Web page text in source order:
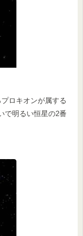
ロキオンが属する
で明るい恒星の2番